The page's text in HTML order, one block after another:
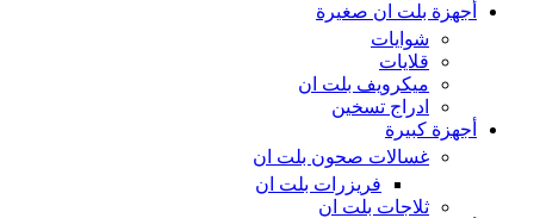
أجهزة بلت ان صغيرة
شوايات
قلايات
ميكرويف بلت ان
ادراج تسخين
أجهزة كبيرة
غسالات صحون بلت ان
فريزرات بلت ان
ثلاجات بلت ان